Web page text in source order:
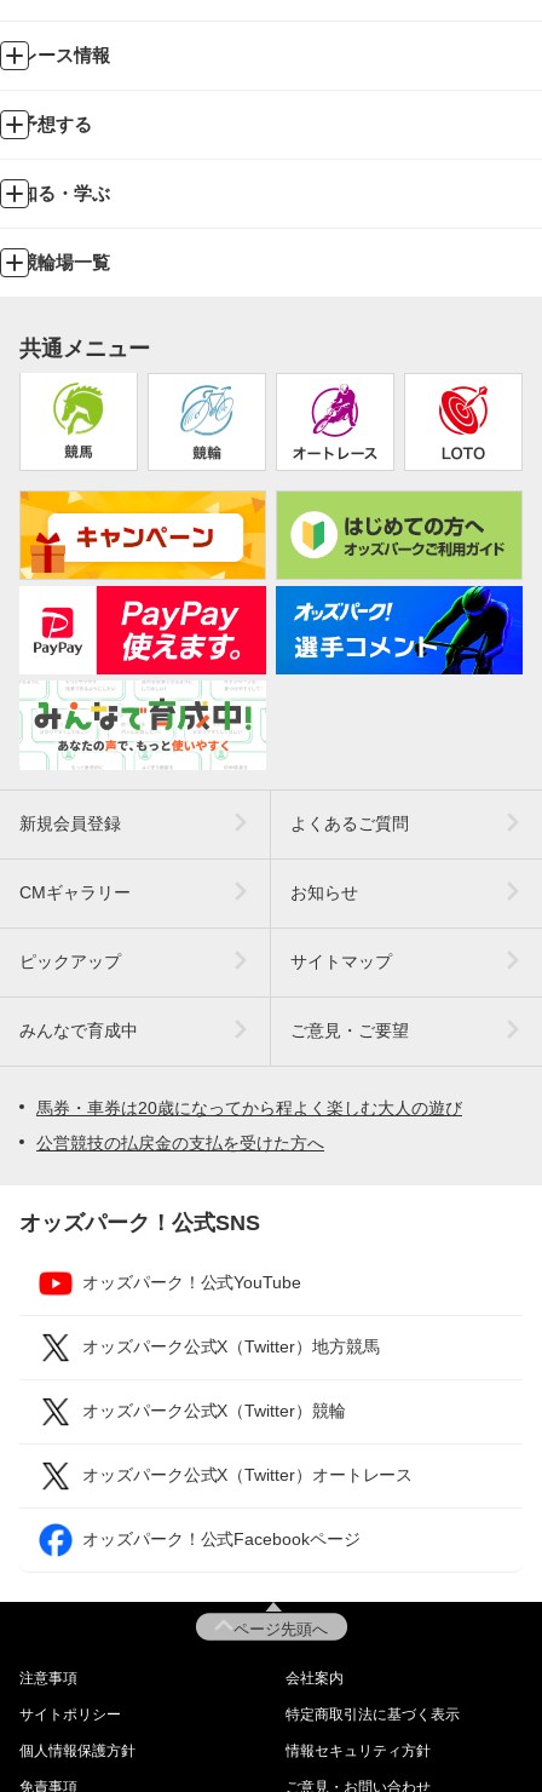
レース情報
予想する
知る・学ぶ
競輪場一覧
共通メニュー
新規会員登録 よくあるご質問
CMギャラリー お知らせ
ピックアップ サイトマップ
みんなで育成中 ご意見・ご要望
馬券・車券は20歳になってから程よく楽しむ大人の遊び
公営競技の払戻金の支払を受けた方へ
オッズパーク！公式SNS
オッズパーク！公式YouTube
オッズパーク公式X（Twitter）地方競馬
オッズパーク公式X（Twitter）競輪
オッズパーク公式X（Twitter）オートレース
オッズパーク！公式Facebookページ
ページ先頭へ
注意事項 会社案内
サイトポリシー 特定商取引法に基づく表示
個人情報保護方針 情報セキュリティ方針
免責事項 ご意見・お問い合わせ